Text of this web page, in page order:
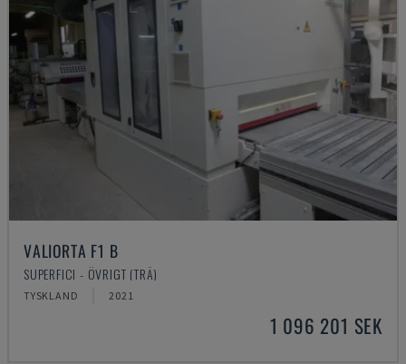
VALIORTA F1 B
SUPERFICI - ÖVRIGT (TRÄ)
TYSKLAND 2021
1 096 201 SEK